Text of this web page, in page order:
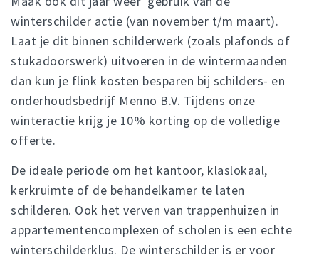
winterschilder actie (van november t/m maart).
Laat je dit binnen schilderwerk (zoals plafonds of
stukadoorswerk) uitvoeren in de wintermaanden
dan kun je flink kosten besparen bij schilders- en
onderhoudsbedrijf Menno B.V. Tijdens onze
winteractie krijg je 10% korting op de volledige
offerte.
De ideale periode om het kantoor, klaslokaal,
kerkruimte of de behandelkamer te laten
schilderen. Ook het verven van trappenhuizen in
appartementencomplexen of scholen is een echte
winterschilderklus. De winterschilder is er voor